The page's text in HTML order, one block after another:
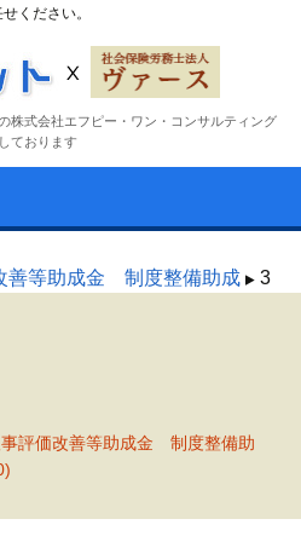
ください。
株式会社エフピー・ワン・コンサルティング
ております
善等助成金 制度整備助成 3
事評価改善等助成金 制度整備助